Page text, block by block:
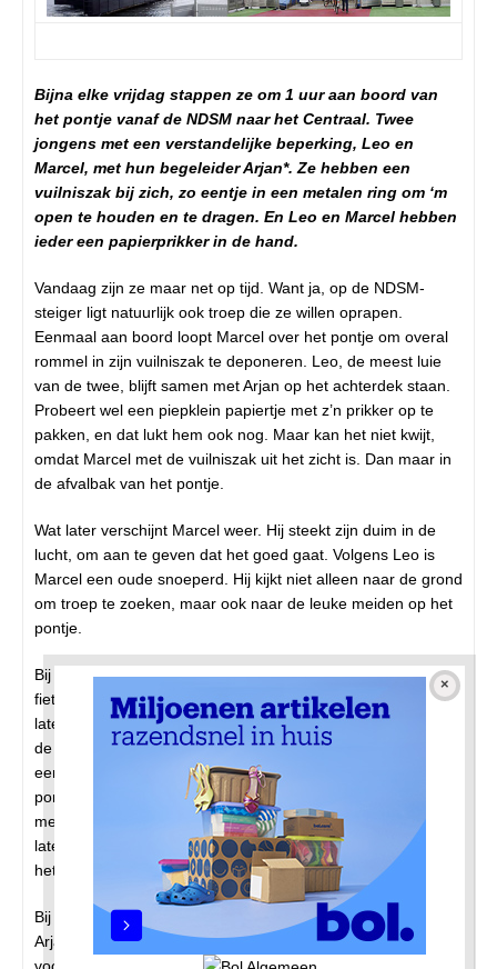
Bijna elke vrijdag stappen ze om 1 uur aan boord van
het pontje vanaf de NDSM naar het Centraal. Twee
jongens met een verstandelijke beperking, Leo en
Marcel, met hun begeleider Arjan*. Ze hebben een
vuilniszak bij zich, zo eentje in een metalen ring om ‘m
open te houden en te dragen. En Leo en Marcel hebben
ieder een papierprikker in de hand.
Vandaag zijn ze maar net op tijd. Want ja, op de NDSM-
steiger ligt natuurlijk ook troep die ze willen oprapen.
Eenmaal aan boord loopt Marcel over het pontje om overal
rommel in zijn vuilniszak te deponeren. Leo, de meest luie
van de twee, blijft samen met Arjan op het achterdek staan.
Probeert wel een piepklein papiertje met z’n prikker op te
pakken, en dat lukt hem ook nog. Maar kan het niet kwijt,
omdat Marcel met de vuilniszak uit het zicht is. Dan maar in
de afvalbak van het pontje.
Wat later verschijnt Marcel weer. Hij steekt zijn duim in de
lucht, om aan te geven dat het goed gaat. Volgens Leo is
Marcel een oude snoeperd. Hij kijkt niet alleen naar de grond
om troep te zoeken, maar ook naar de leuke meiden op het
pontje.
Bij het Centraal aangekomen lopen we naar de
fietsenstalling. Op de steiger talloze sigarettenpeuken. Deze
laten ze liggen, die allemaal oprapen zou ondoenlijk zijn. In
de stalling, naast plastic en papier, ook lege bierblikjes en
een bierflesje. En een fietssleutel. Vervolgens nemen we het
pontje naar de Buiksloterweg. Arjan heeft een radio bij zich
met een USB-stick en geeft deze aan Leo. En zo klinkt even
later “Het regent harder dan ik hebben kan” van Blöf door
het gangpad. Leo zingt deels mee.
Bij de fietsenstalling aan de overkant ligt soortgelijke troep.
Arjan vertelt dat er vroeger heel wat patronen en ballonnen
voor lachgas lagen, maar dat is de laatste tijd afgenomen.